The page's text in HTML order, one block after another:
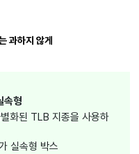
과하지 않게
속형
화된 TLB 지종을 사용하
실속형 박스